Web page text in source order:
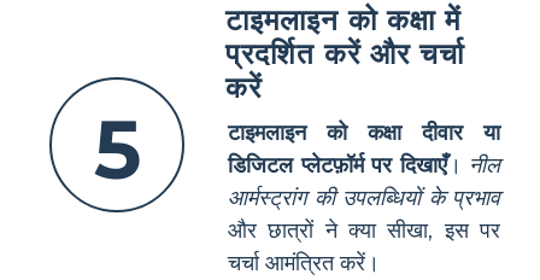
5
टाइमलाइन को कक्षा में
प्रदर्शित करें और चर्चा
करें
टाइमलाइन को कक्षा दीवार या
डिजिटल प्लेटफ़ॉर्म पर दिखाएँ। नील
आर्मस्ट्रांग की उपलब्धियों के प्रभाव
और छात्रों ने क्या सीखा, इस पर
चर्चा आमंत्रित करें।